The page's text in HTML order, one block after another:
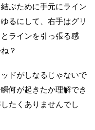
ぶために手元にライン
るにして、右手はグリ
ラインを引っ張る感
？
ドがしなるじゃないで
何が起きたか理解でき
たくありませんでし